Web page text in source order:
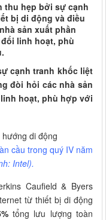
thu hẹp bởi sự cạnh
bị di động và điều
sản xuất phần
linh hoạt, phù
cạnh tranh khốc liệt
đòi hỏi các nhà sản
hoạt, phù hợp với
cầu trong quý IV năm
Intel).
Caufield & Byers
từ thiết bị di động
tổng lưu lượng toàn